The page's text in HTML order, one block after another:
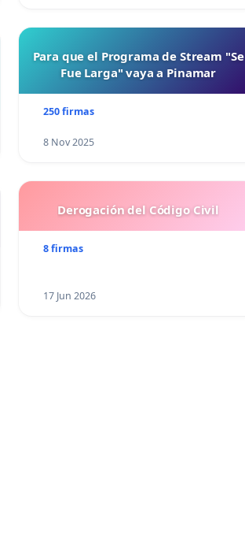
Para que el Programa de Stream "Se
Fue Larga" vaya a Pinamar
250 firmas
8 Nov 2025
Derogación del Código Civil
8 firmas
17 Jun 2026